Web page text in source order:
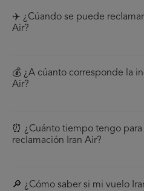
✈️ ¿Cúando se puede
Air?
💰 ¿A cúanto corresponde la
Air?
⏰ ¿Cuánto tiempo tengo
reclamación Iran Air?
🔎 ¿Cómo saber si mi vuelo